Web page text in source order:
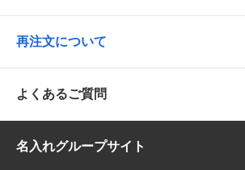
再注文について
よくあるご質問
名入れグループサイト